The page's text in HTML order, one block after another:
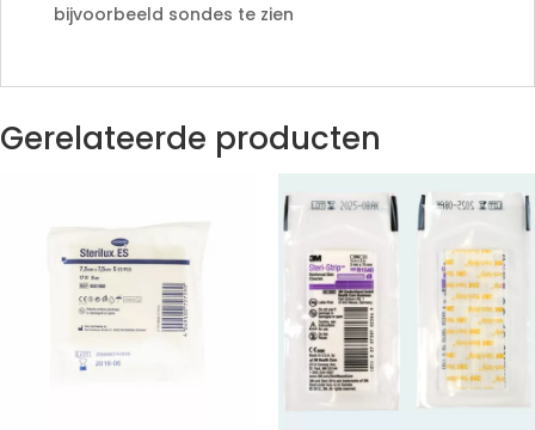
bijvoorbeeld sondes te zien
Gerelateerde producten